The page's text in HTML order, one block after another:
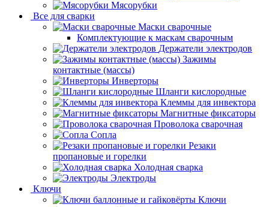
Мясорубки
Все для сварки
Маски сварочные
Комплектующие к маскам сварочным
Держатели электродов
Зажимы
контактные (массы)
Инверторы
Шланги кислородные
Клеммы для инвектора
Магнитные фиксаторы
Проволока сварочная
Сопла
Резаки
пропановые и горелки
Холодная сварка
Электроды
Ключи
Ключи